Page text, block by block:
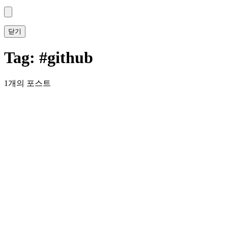
닫기
Tag: #github
1개의 포스트